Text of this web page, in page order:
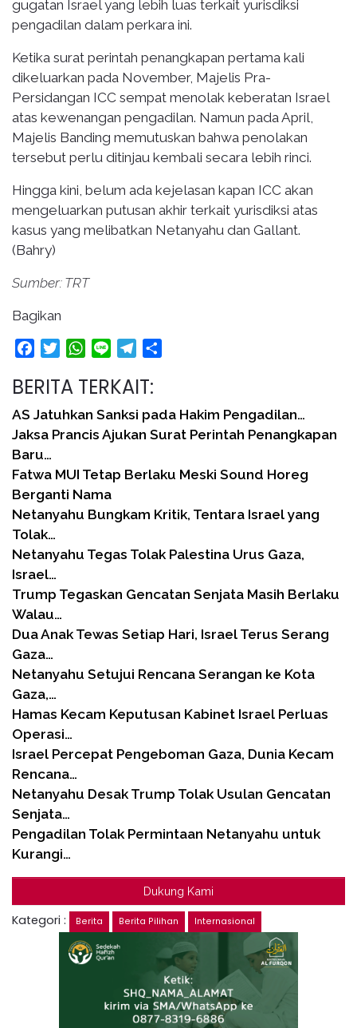
gugatan Israel yang lebih luas terkait yurisdiksi
pengadilan dalam perkara ini.
Ketika surat perintah penangkapan pertama kali
dikeluarkan pada November, Majelis Pra-
Persidangan ICC sempat menolak keberatan Israel
atas kewenangan pengadilan. Namun pada April,
Majelis Banding memutuskan bahwa penolakan
tersebut perlu ditinjau kembali secara lebih rinci.
Hingga kini, belum ada kejelasan kapan ICC akan
mengeluarkan putusan akhir terkait yurisdiksi atas
kasus yang melibatkan Netanyahu dan Gallant.
(Bahry)
Sumber: TRT
Bagikan
FacebookTwitterWhatsApp
Line Telegram
BERITA TERKAIT:
AS Jatuhkan Sanksi pada Hakim Pengadilan…
Jaksa Prancis Ajukan Surat Perintah Penangkapan
Baru…
Fatwa MUI Tetap Berlaku Meski Sound Horeg
Berganti Nama
Netanyahu Bungkam Kritik, Tentara Israel yang
Tolak…
Netanyahu Tegas Tolak Palestina Urus Gaza,
Israel…
Trump Tegaskan Gencatan Senjata Masih Berlaku
Walau…
Dua Anak Tewas Setiap Hari, Israel Terus Serang
Gaza…
Netanyahu Setujui Rencana Serangan ke Kota
Gaza,…
Hamas Kecam Keputusan Kabinet Israel Perluas
Operasi…
Israel Percepat Pengeboman Gaza, Dunia Kecam
Rencana…
Netanyahu Desak Trump Tolak Usulan Gencatan
Senjata…
Pengadilan Tolak Permintaan Netanyahu untuk
Kurangi…
Dukung Kami
Kategori : Berita Berita Pilihan Internasional